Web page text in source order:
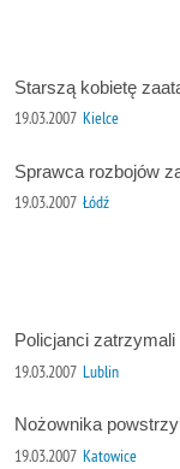
Starszą kobietę
19.03.2007 Kielce
Sprawca rozbojów
19.03.2007 Łódź
Policjanci
19.03.2007 Lublin
Nożownika
19.03.2007 Katowice